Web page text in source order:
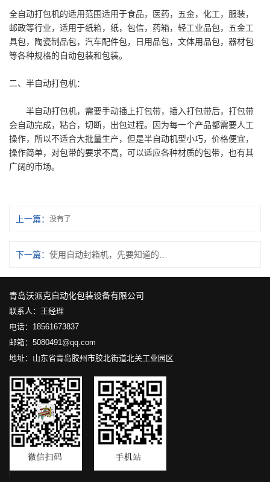
全自动打包机的适用范围适用于食品，医药，五金，化工，服装，
邮政等行业，适用于纸箱，纸，包信，药箱，轻工业品包，五金工
具包，陶瓷制品包，汽车配件包，日用品包，文体用品包，器材包
等各种规格的自动包装和包装。
二、半自动打包机：
半自动打包机，需要手动插上打包带，插入打包带后，打包带
会自动完成，粘合，切断，出包过程。因为每一个产品都需要人工
操作，所以不适合大批量生产，但是半自动机型小巧，价格便宜，
操作简单，对包带的要求不高，可以适应各种材质的包带，也有其
广阔的市场。
上一篇： 没有了
下一篇：
青岛沃派克自动化包装设备有限公司
联系人：王经理
电话：18561673837
邮箱：5080491@qq.com
地址：山东省青岛胶州市胶北街道北关工业园区